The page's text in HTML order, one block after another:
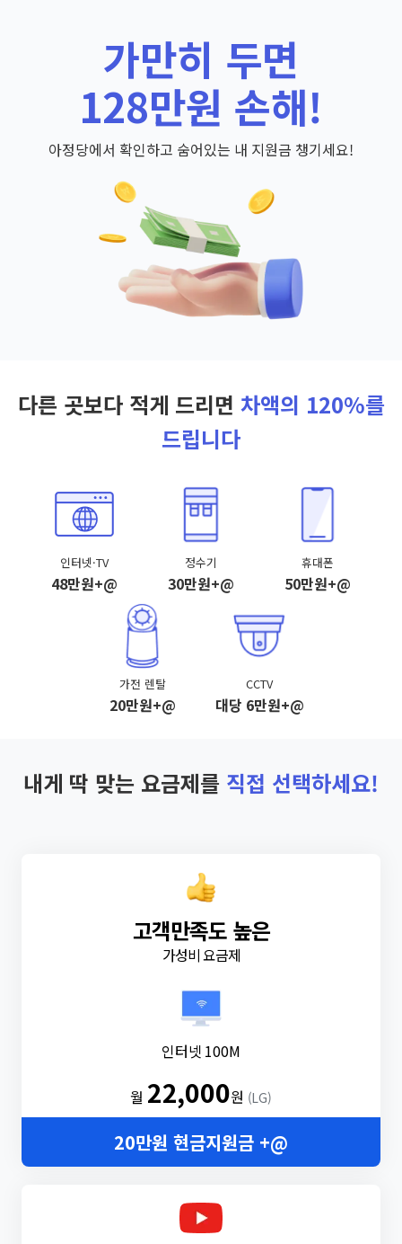
가만히 두면
128만원 손해!
아정당에서 확인하고 숨어있는 내 지원금 챙기세요!
다른 곳보다 적게 드리면 차액의 120%를
드립니다
인터넷·TV
48만원+@
정수기
30만원+@
휴대폰
50만원+@
가전 렌탈
20만원+@
CCTV
대당 6만원+@
내게 딱 맞는 요금제를 직접 선택하세요!
고객만족도 높은
가성비 요금제
인터넷 100M
월 22,000원 (LG)
20만원 현금지원금 +@